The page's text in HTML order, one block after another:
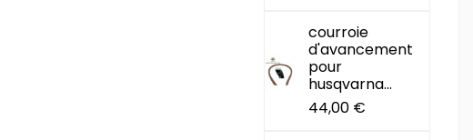
courroie
d'avancement
pour
husqvarna...
44,00 €